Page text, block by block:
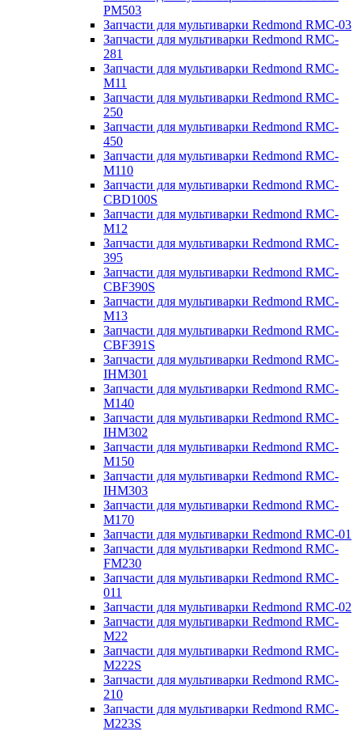
PM503
Запчасти для мультиварки Redmond RMC-03
Запчасти для мультиварки Redmond RMC-
281
Запчасти для мультиварки Redmond RMC-
M11
Запчасти для мультиварки Redmond RMC-
250
Запчасти для мультиварки Redmond RMC-
450
Запчасти для мультиварки Redmond RMC-
M110
Запчасти для мультиварки Redmond RMC-
CBD100S
Запчасти для мультиварки Redmond RMC-
M12
Запчасти для мультиварки Redmond RMC-
395
Запчасти для мультиварки Redmond RMC-
CBF390S
Запчасти для мультиварки Redmond RMC-
M13
Запчасти для мультиварки Redmond RMC-
CBF391S
Запчасти для мультиварки Redmond RMC-
IHM301
Запчасти для мультиварки Redmond RMC-
M140
Запчасти для мультиварки Redmond RMC-
IHM302
Запчасти для мультиварки Redmond RMC-
M150
Запчасти для мультиварки Redmond RMC-
IHM303
Запчасти для мультиварки Redmond RMC-
M170
Запчасти для мультиварки Redmond RMC-01
Запчасти для мультиварки Redmond RMC-
FM230
Запчасти для мультиварки Redmond RMC-
011
Запчасти для мультиварки Redmond RMC-02
Запчасти для мультиварки Redmond RMC-
M22
Запчасти для мультиварки Redmond RMC-
M222S
Запчасти для мультиварки Redmond RMC-
210
Запчасти для мультиварки Redmond RMC-
M223S